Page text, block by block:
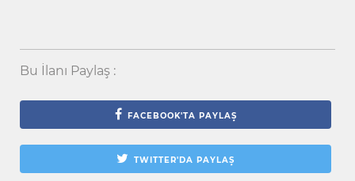
Bu İlanı Paylaş :
FACEBOOK'TA PAYLAŞ
TWITTER'DA PAYLAŞ